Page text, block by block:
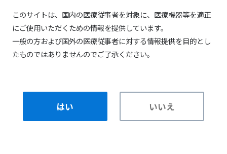
このサイトは、国内の医療従事者を対象に、医療機器等を適正
にご使用いただくための情報を提供しています。
一般の方および国外の医療従事者に対する情報提供を目的とし
たものではありませんのでご了承ください。
はい いいえ